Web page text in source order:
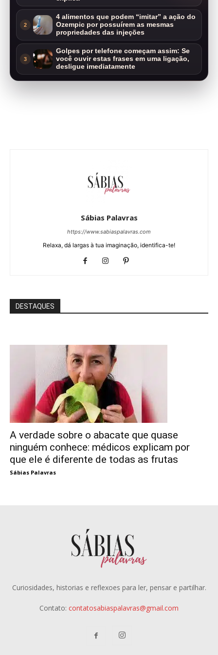
2
4 alimentos que podem “imitar” a ação do
Ozempic por possuírem as mesmas
propriedades das injeções
3
Golpes por telefone começam assim: Se
você ouvir estas frases em uma ligação,
desligue imediatamente
Sábias Palavras
https://www.sabiaspalavras.com
Relaxa, dá largas à tua imaginação, identifica-te!
DESTAQUES
A verdade sobre o abacate que quase
ninguém conhece: médicos explicam por
que ele é diferente de todas as frutas
Sábias Palavras
Curiosidades, historias e reflexoes para ler, pensar e partilhar.
Contato: contatosabiaspalavras@gmail.com